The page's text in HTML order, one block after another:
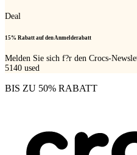
Deal
15% Rabatt auf den Anmelderabatt
Melden Sie sich f?r den Crocs-
5140 used
BIS ZU 50% RABATT